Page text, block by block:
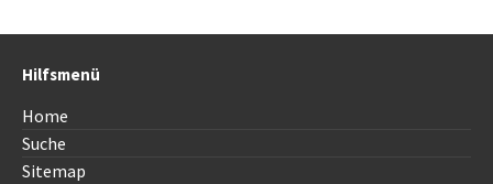
Hilfsmenü
Home
Suche
Sitemap